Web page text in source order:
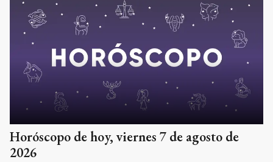
Horóscopo de hoy, viernes 7 de agosto de
2026